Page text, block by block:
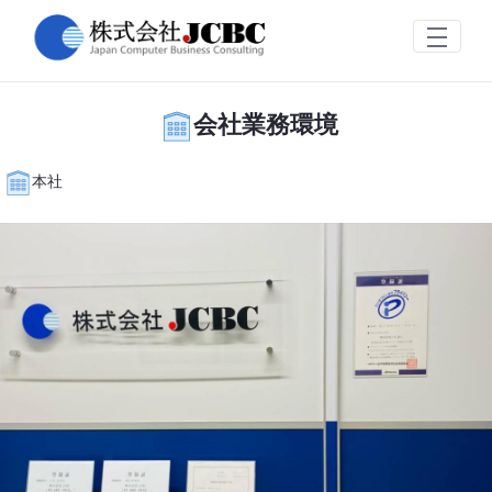
Skip to Main Content
会社業務環境
会社業務環境
本社